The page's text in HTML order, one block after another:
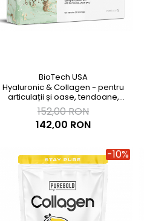
BioTech USA
Hyaluronic & Collagen - pentru
articulații și oase, tendoane,
cartilaje, piele și mușchi
152,00 RON
142,00 RON
-10%